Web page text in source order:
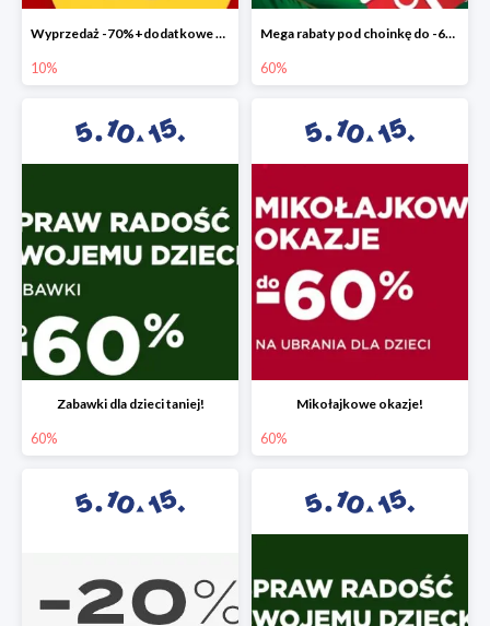
Wyprzedaż -70%+dodatkowe 10%
10%
Mega rabaty pod choinkę do -60%
60%
Zabawki dla dzieci taniej!
60%
Mikołajkowe okazje!
60%